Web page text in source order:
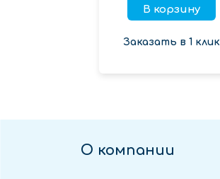
В корзину
Заказать в 1 клик
О компании